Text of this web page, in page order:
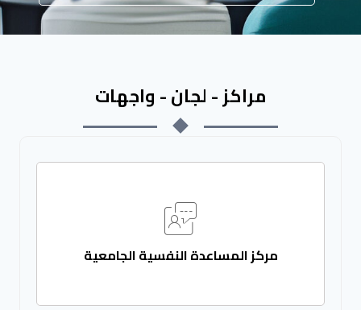
مراكز - لجان - واجهات
مركز المساعدة النفسية الجامعية